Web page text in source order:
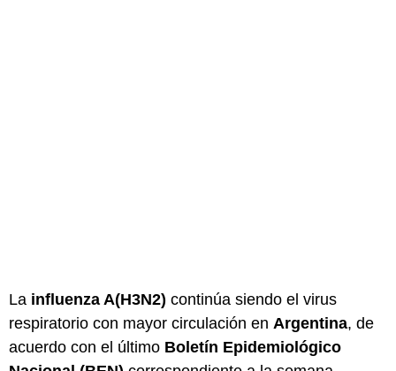
La influenza A(H3N2) continúa siendo el virus
respiratorio con mayor circulación en Argentina, de
acuerdo con el último Boletín Epidemiológico